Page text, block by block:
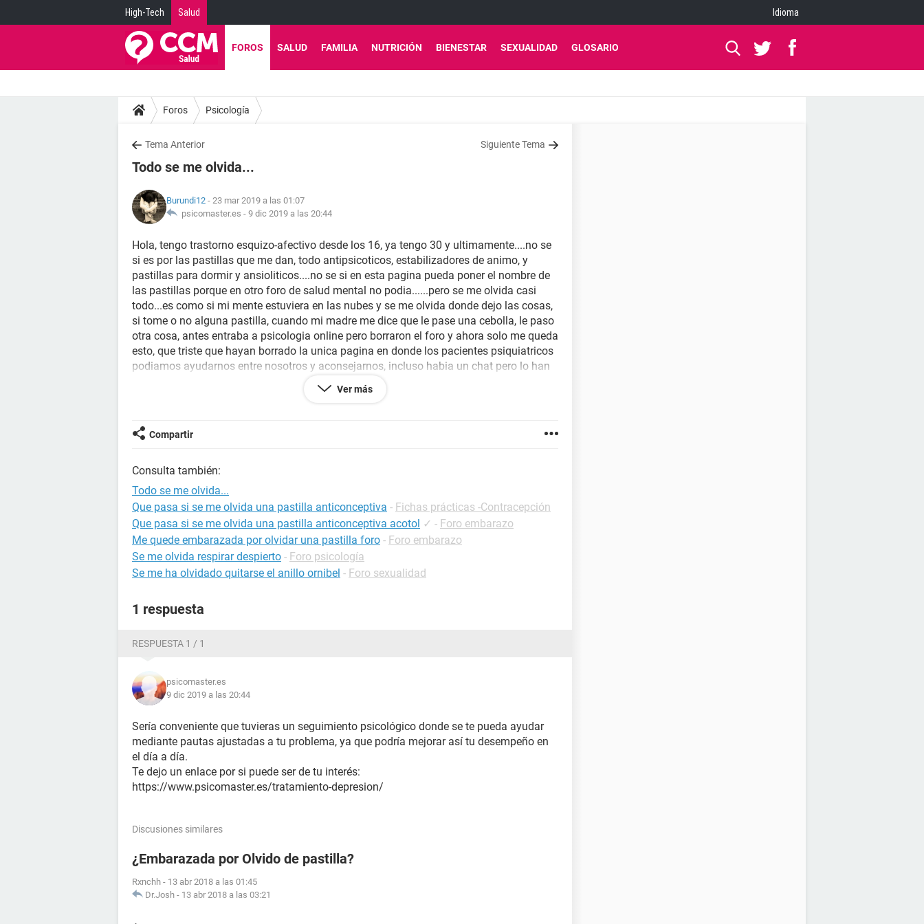
High-Tech Salud Idioma
FOROS SALUD FAMILIA NUTRICIÓN BIENESTAR SEXUALIDAD GLOSARIO
Foros Psicología
Tema Anterior Siguiente Tema
Todo se me olvida...
Burundi12 - 23 mar 2019 a las 01:07
psicomaster.es - 9 dic 2019 a las 20:44
Hola, tengo trastorno esquizo-afectivo desde los 16, ya tengo 30 y ultimamente....no se
si es por las pastillas que me dan, todo antipsicoticos, estabilizadores de animo, y
pastillas para dormir y ansioliticos....no se si en esta pagina pueda poner el nombre de
las pastillas porque en otro foro de salud mental no podia......pero se me olvida casi
todo...es como si mi mente estuviera en las nubes y se me olvida donde dejo las cosas,
si tome o no alguna pastilla, cuando mi madre me dice que le pase una cebolla, le paso
otra cosa, antes entraba a psicologia online pero borraron el foro y ahora solo me queda
esto, que triste que hayan borrado la unica pagina en donde los pacientes psiquiatricos
podiamos ayudarnos entre nosotros y aconsejarnos, incluso habia un chat pero lo han
mismo.....otra cosa que me sucede es que tengo ataques de panico antes de dormir y
mucho, me siento sola; en unos dias ire a cita con mi psiquiatra, espero que alguien me
pueda ayudar....
Seria de gran ayuda
Ver más
Compartir
Consulta también:
Todo se me olvida...
Que pasa si se me olvida una pastilla anticonceptiva - Fichas prácticas -Contracepción
Que pasa si se me olvida una pastilla anticonceptiva acotol ✓ - Foro embarazo
Me quede embarazada por olvidar una pastilla foro - Foro embarazo
Se me olvida respirar despierto - Foro psicología
Se me ha olvidado quitarse el anillo ornibel - Foro sexualidad
1 respuesta
RESPUESTA 1 / 1
psicomaster.es
9 dic 2019 a las 20:44
Sería conveniente que tuvieras un seguimiento psicológico donde se te pueda ayudar
mediante pautas ajustadas a tu problema, ya que podría mejorar así tu desempeño en
el día a día.
Te dejo un enlace por si puede ser de tu interés:
https://www.psicomaster.es/tratamiento-depresion/
Discusiones similares
¿Embarazada por Olvido de pastilla?
Rxnchh - 13 abr 2018 a las 01:45
Dr.Josh - 13 abr 2018 a las 03:21